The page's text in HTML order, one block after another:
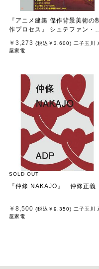
『アニメ建築 傑作背景美術の制
作プロセス』 シュテファン・
ラフィック社)
￥3,273 (税込 ￥3,600) 二子玉川
屋家電
SOLD OUT
『仲條 NAKAJO』 仲條正義
￥8,500 (税込 ￥9,350) 二子玉川
屋家電